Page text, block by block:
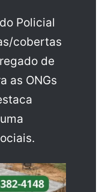
Policial
cobertas
de
as ONGs